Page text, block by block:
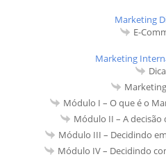
Marketing
E-
Marketing
Módulo I – O que é o
Módulo II – A
Módulo III – Decidindo
Módulo IV – Decidindo